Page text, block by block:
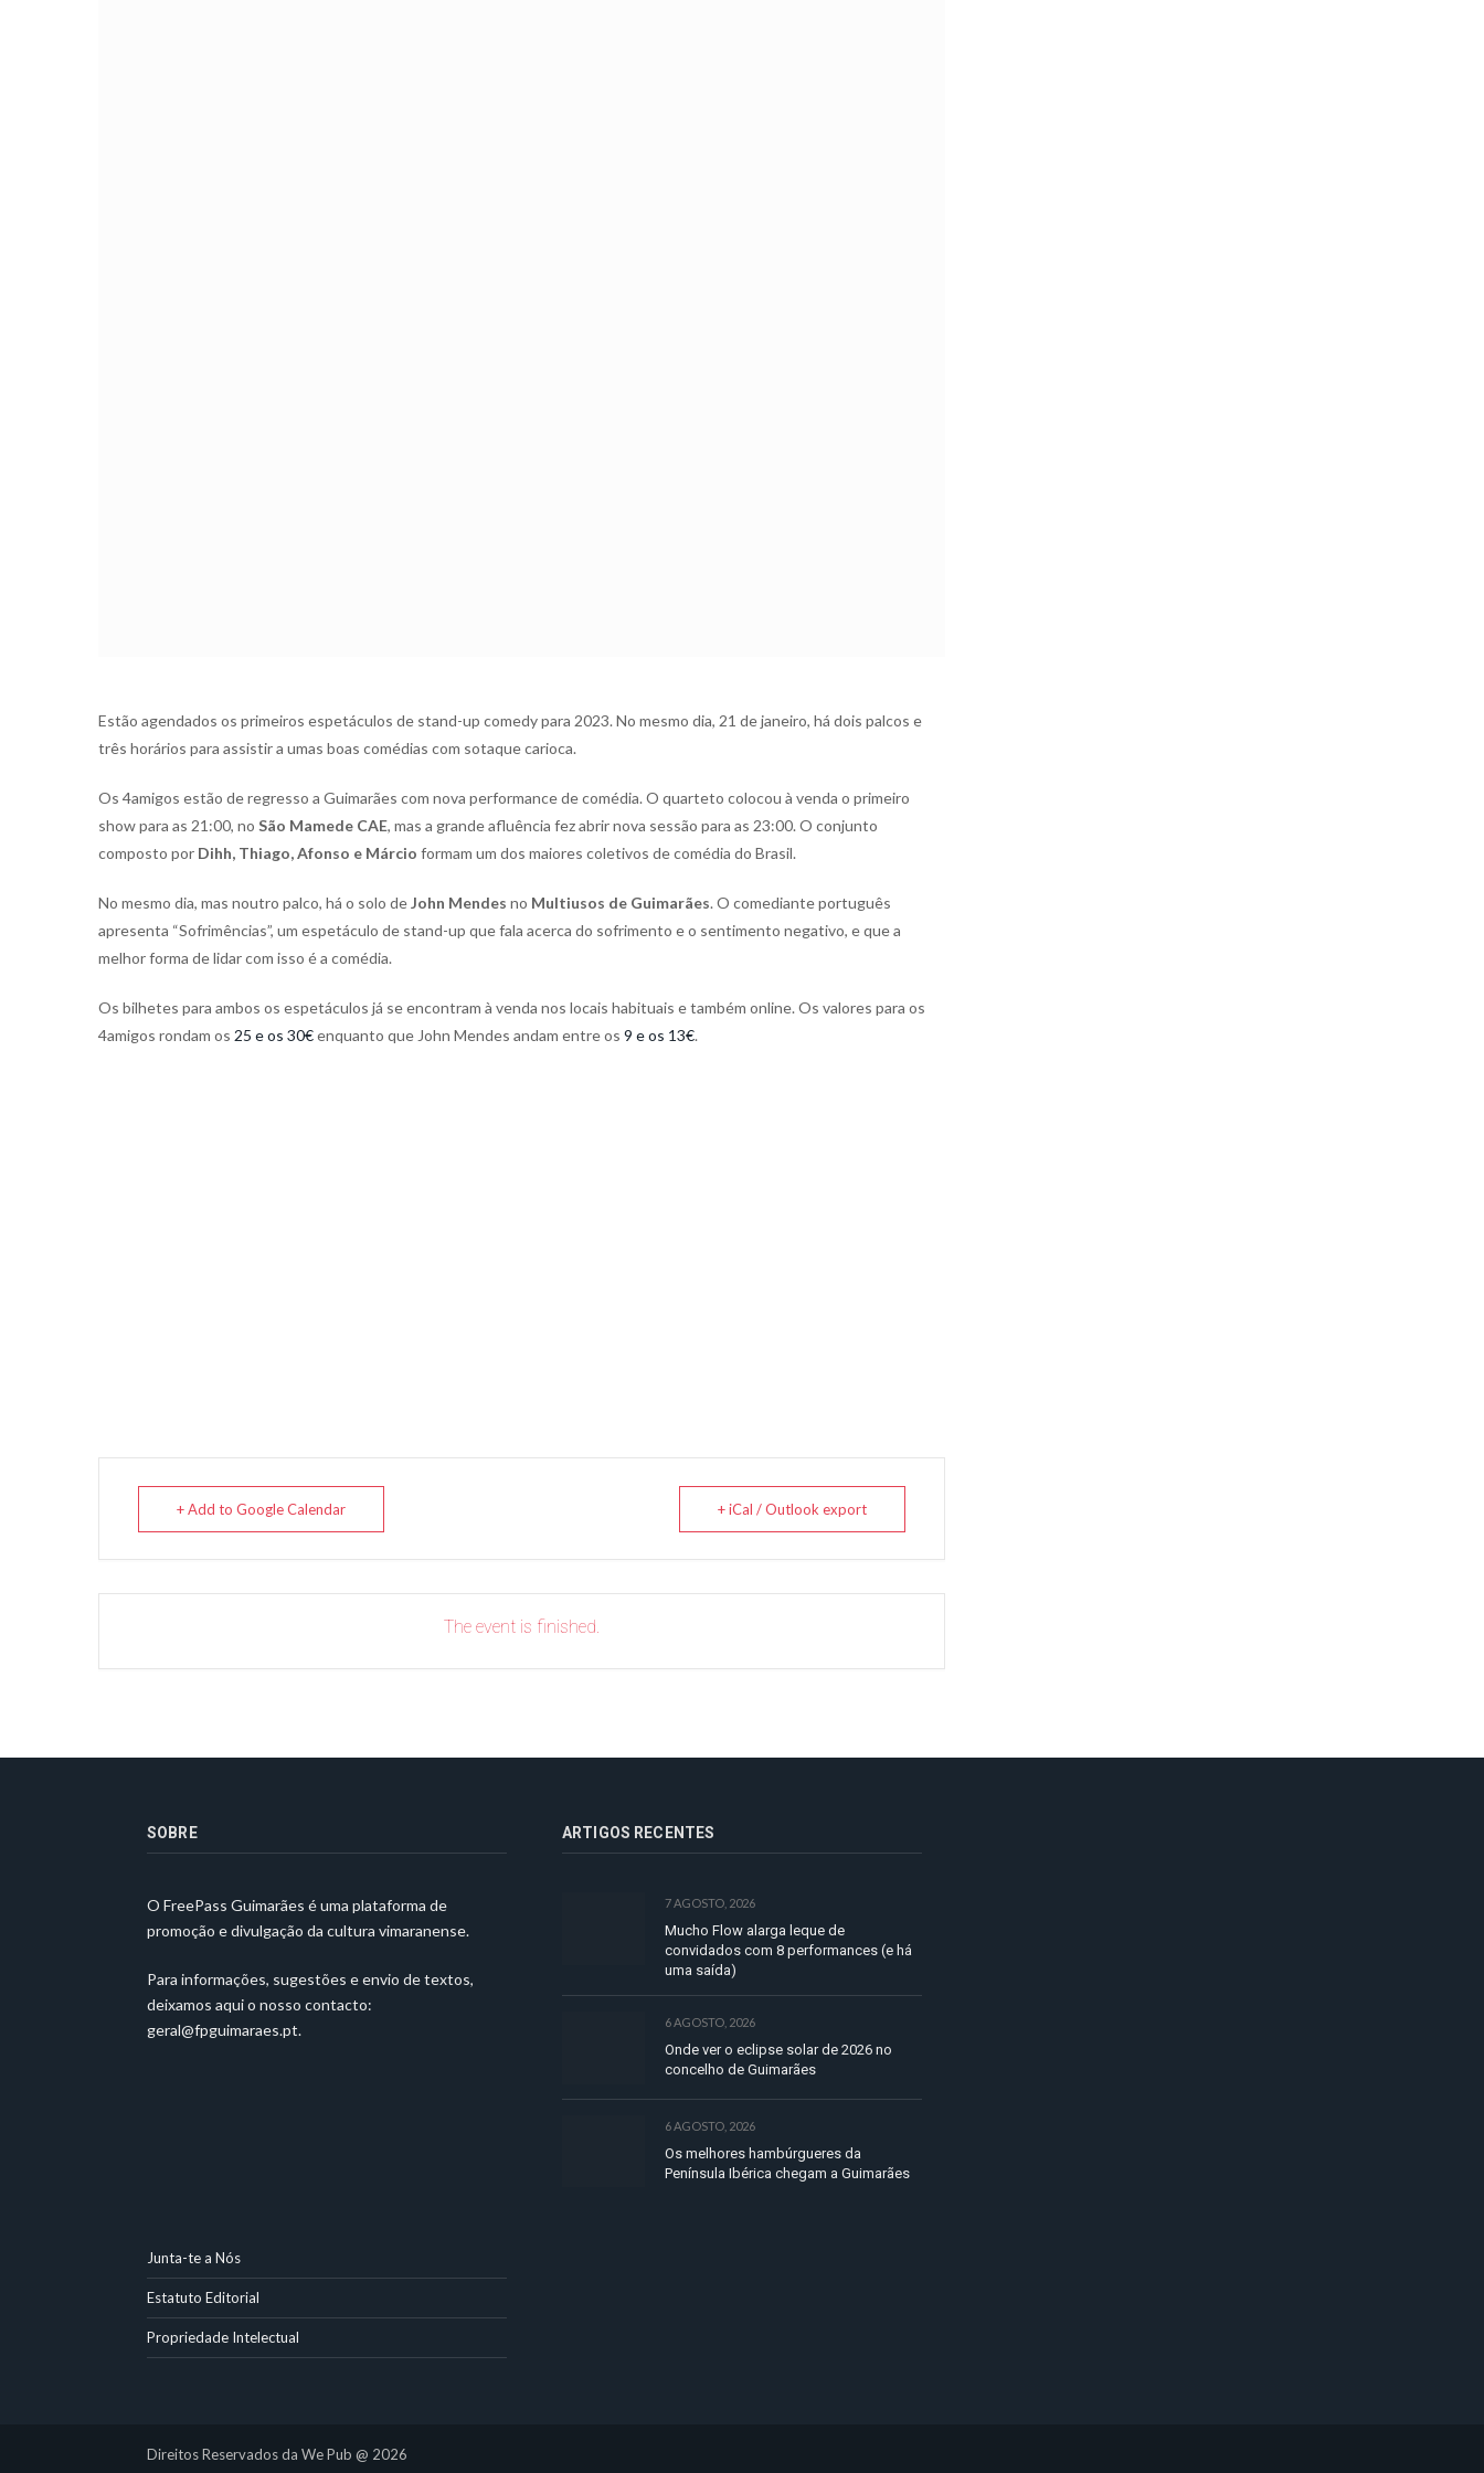
Estão agendados os primeiros espetáculos de stand-up comedy para 2023. No mesmo dia, 21 de janeiro, há dois palcos e
três horários para assistir a umas boas comédias com sotaque carioca.
Os 4amigos estão de regresso a Guimarães com nova performance de comédia. O quarteto colocou à venda o primeiro
show para as 21:00, no São Mamede CAE, mas a grande afluência fez abrir nova sessão para as 23:00. O conjunto
composto por Dihh, Thiago, Afonso e Márcio formam um dos maiores coletivos de comédia do Brasil.
No mesmo dia, mas noutro palco, há o solo deJohn Mendes no Multiusos de Guimarães. O comediante português
apresenta “Sofrimências”, um espetáculo de stand-up que fala acerca do sofrimento e o sentimento negativo, e que a
melhor forma de lidar com isso é a comédia.
Os bilhetes para ambos os espetáculos já se encontram à venda nos locais habituais e também online. Os valores para os
4amigos rondam os 25 e os 30€enquanto que John Mendes andam entre os 9 e os 13€.
+ Add to Google Calendar + iCal / Outlook export
The event is finished.
SOBRE
O FreePass Guimarães é uma plataforma de
promoção e divulgação da cultura vimaranense.
Para informações, sugestões e envio de textos,
deixamos aqui o nosso contacto:
geral@fpguimaraes.pt.
ARTIGOS RECENTES
7 AGOSTO, 2026
Mucho Flow alarga leque de
convidados com 8 performances (e há
uma saída)
6 AGOSTO, 2026
Onde ver o eclipse solar de 2026 no
concelho de Guimarães
6 AGOSTO, 2026
Os melhores hambúrgueres da
Península Ibérica chegam a Guimarães
Junta-te a Nós
Estatuto Editorial
Propriedade Intelectual
Direitos Reservados da We Pub @ 2026